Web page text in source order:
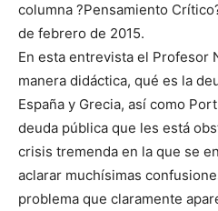
columna ?Pensamiento
de febrero de 2015.
En esta entrevista el Profesor
manera didáctica, qué es la
España y Grecia, así como
deuda pública que les está
crisis tremenda en la que se
aclarar muchísimas
problema que claramente